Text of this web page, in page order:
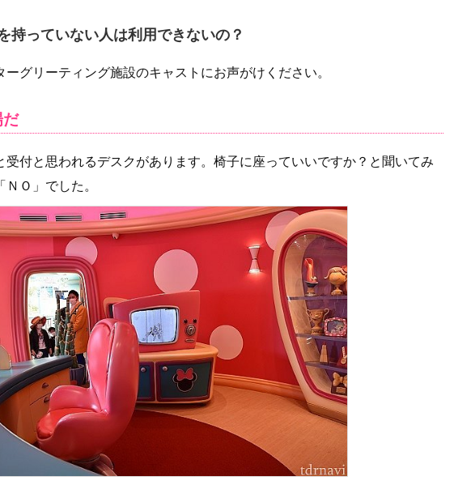
持っていない人は利用できないの？
ーグリーティング施設のキャストにお声がけください。
だ
受付と思われるデスクがあります。椅子に座っていいですか？と聞いてみ
ＮＯ」でした。